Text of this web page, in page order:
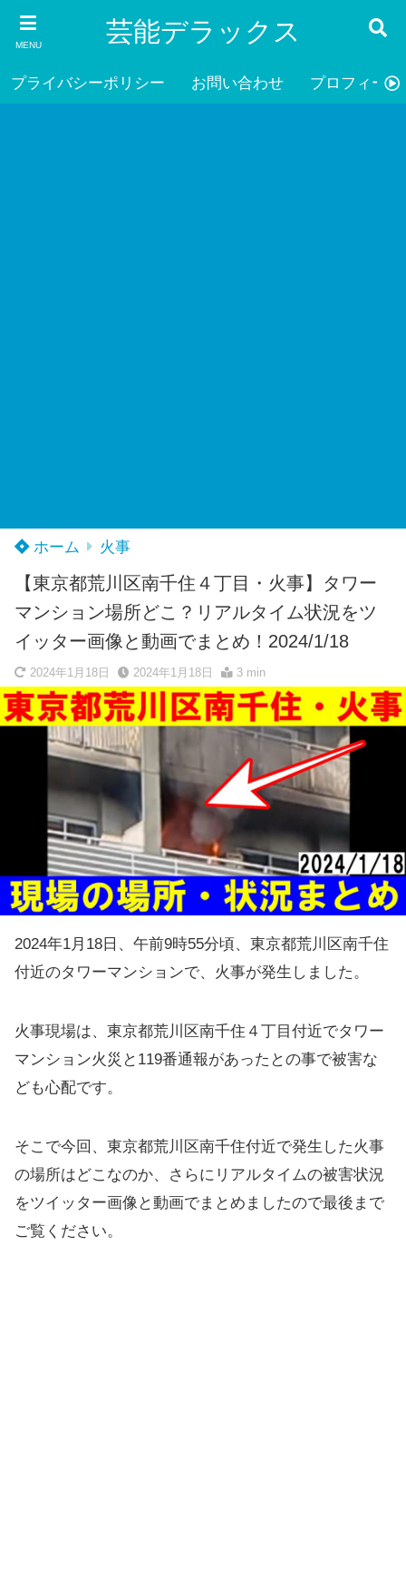
MENU 芸能デラックス
プライバシーポリシー お問い合わせ プロフィール
ホーム 火事
【東京都荒川区南千住４丁目・火事】タワー
マンション場所どこ？リアルタイム状況をツ
イッター画像と動画でまとめ！2024/1/18
2024年1月18日 2024年1月18日 3 min
2024年1月18日、午前9時55分頃、東京都荒川区南千住
付近のタワーマンションで、火事が発生しました。
火事現場は、東京都荒川区南千住４丁目付近でタワー
マンション火災と119番通報があったとの事で被害な
ども心配です。
そこで今回、東京都荒川区南千住付近で発生した火事
の場所はどこなのか、さらにリアルタイムの被害状況
をツイッター画像と動画でまとめましたので最後まで
ご覧ください。